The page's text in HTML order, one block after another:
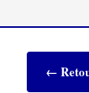
←